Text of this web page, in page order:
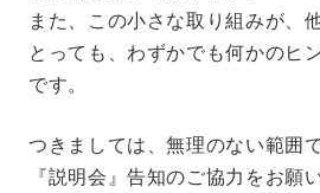
また、この小さな取り組みが、
とっても、わずかでも何かのヒ
です。
つきましては、無理のない範囲
『説明会』告知のご協力をお願